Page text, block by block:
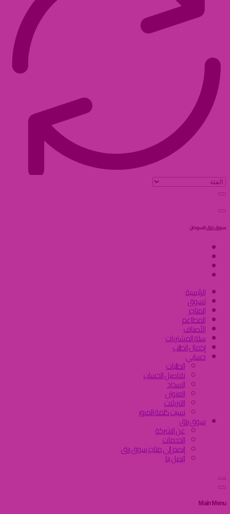
سوق رزق السودان
الرئيسية
تسوق
المتاجر
المطاعم
الأصناف
سلة المشتريات
إكمال الطلب
حسابي
الطلبات
تفاصيل الحساب
السداد
العنوان
التنزيلات
نسيت كلمة المرور
سوق رزق
عن الشركة
الخدمات
إنضم إلى متاجر سوق رزق
اتصل بنا
Main Menu